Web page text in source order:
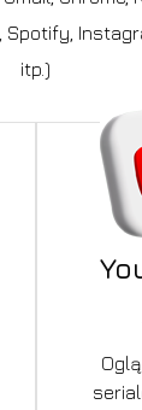
Spotify,
itp.)